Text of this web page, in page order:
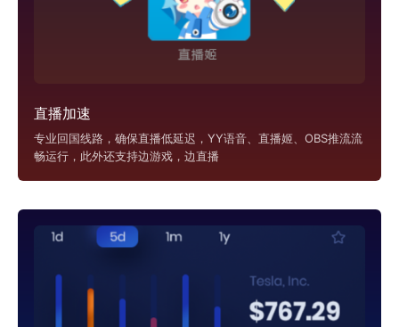
直播加速
专业回国线路，确保直播低延迟，YY语音、直播姬、OBS推流流
畅运行，此外还支持边游戏，边直播